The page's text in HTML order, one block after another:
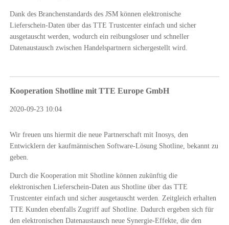
Dank des Branchenstandards des JSM könnenelektronische
Lieferschein-Daten über das TTE Trustcenter einfach und sicher
ausgetauscht werden, wodurch ein reibungsloser und schneller
Datenaustausch zwischen Handelspartnern sichergestellt wird.
Kooperation Shotline mit TTE Europe GmbH
2020-09-23 10:04
Wir freuen uns hiermit die neue Partnerschaft mit Inosys, den
Entwicklern der kaufmännischen Software-Lösung Shotline, bekannt zu
geben.
Durch die Kooperation mit Shotline können zukünftig die
elektronischen Lieferschein-Daten aus Shotline über das TTE
Trustcenter einfach und sicher ausgetauscht werden. Zeitgleich erhalten
TTE Kunden ebenfalls Zugriff auf Shotline. Dadurch ergeben sich für
den elektronischen Datenaustausch neue Synergie-Effekte, die den